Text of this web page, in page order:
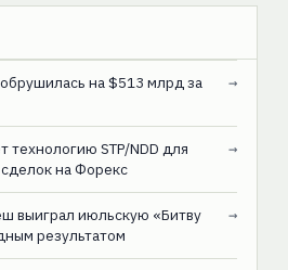
на $513 млрд за
→
технологию STP/NDD для
на Форекс
→
выиграл июльскую «Битву
результатом
→